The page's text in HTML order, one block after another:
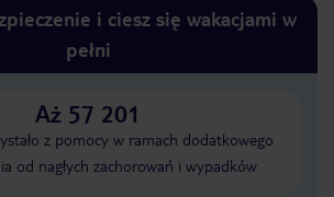
i ciesz się wakacjami w
pełni
Aż 57 201
z pomocy w ramach dodatkowego
od nagłych zachorowań i wypadków